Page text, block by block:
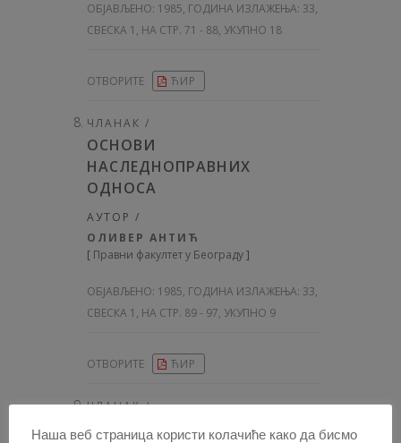
ОБЈАВЉЕНО: 1985, ГОДИНА ИЗЛАЖЕЊА: 33,
СВЕСКА 1, НА СТР. 71 - 88, УКУПНО 18
ОТВОРИТЕ ЋИР
ЧЛАНАК /
ОСНОВИ
НАСЛЕДНОПРАВНИХ
ОДНОСА
АУТОР /
ОЛИВЕР АНТИЋ
[ Правни факултет у Београду]
ОБЈАВЉЕНО: 1985, ГОДИНА ИЗЛАЖЕЊА: 33,
СВЕСКА 1, НА СТР. 89 - 97, УКУПНО 9
ОТВОРИТЕ ЋИР
ЧЛАНАК /
ПОЧЕЦИ АГРАРНИХ БОРБИ У
Наша веб страница користи колачиће како да бисмо